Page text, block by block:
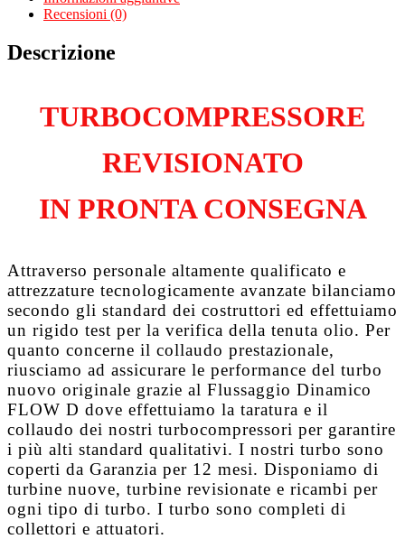
K9K796
quantità
Recensioni (0)
Descrizione
TURBOCOMPRESSORE
REVISIONATO
IN PRONTA CONSEGNA
Attraverso personale altamente qualificato e
attrezzature tecnologicamente avanzate bilanciamo
secondo gli standard dei costruttori ed effettuiamo
un rigido test per la verifica della tenuta olio. Per
quanto concerne il collaudo prestazionale,
riusciamo ad assicurare le performance del turbo
nuovo originale grazie al Flussaggio Dinamico
FLOW D dove effettuiamo la taratura e il
collaudo dei nostri turbocompressori per garantire
i più alti standard qualitativi. I nostri turbo sono
coperti da Garanzia per 12 mesi. Disponiamo di
turbine nuove, turbine revisionate e ricambi per
ogni tipo di turbo. I turbo sono completi di
collettori e attuatori.